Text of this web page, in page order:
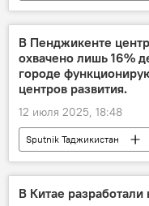
В Пенджикенте
охвачено лишь 16%
городе
центров развития.
12 июля 2025, 18:48
Sputnik Таджикистан
В Китае